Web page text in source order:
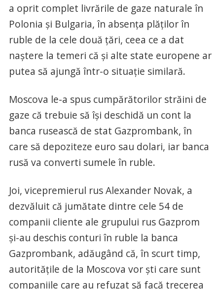
a oprit complet livrările de gaze naturale în
Polonia şi Bulgaria, în absenţa plăţilor în
ruble de la cele două ţări, ceea ce a dat
naştere la temeri că şi alte state europene ar
putea să ajungă într-o situaţie similară.
Moscova le-a spus cumpărătorilor străini de
gaze că trebuie să îşi deschidă un cont la
banca rusească de stat Gazprombank, în
care să depoziteze euro sau dolari, iar banca
rusă va converti sumele în ruble.
Joi, vicepremierul rus Alexander Novak, a
dezvăluit că jumătate dintre cele 54 de
companii cliente ale grupului rus Gazprom
şi-au deschis conturi în ruble la banca
Gazprombank, adăugând că, în scurt timp,
autorităţile de la Moscova vor şti care sunt
companiile care au refuzat să facă trecerea